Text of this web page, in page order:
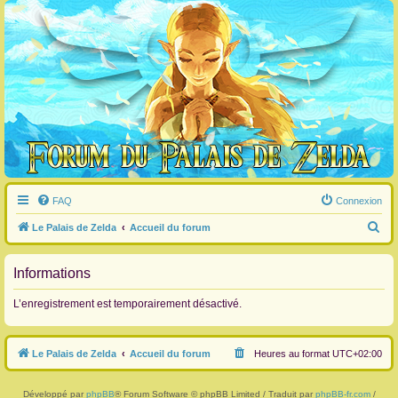
FAQ Connexion
Le Palais de Zelda Accueil du forum
e
h
r
c
Informations
L’enregistrement est temporairement désactivé.
Le Palais de Zelda Accueil du forum Heures au format UTC+02:00
Développé par phpBB® Forum Software © phpBB Limited / Traduit par phpBB-fr.com/